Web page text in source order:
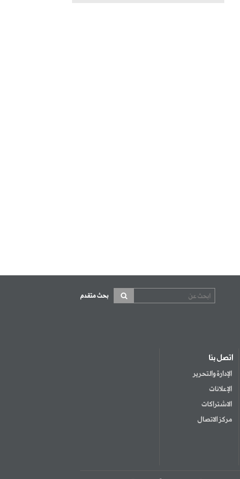
بحث متقدم
اتصل بنا
الإدارة والتحرير
الإعلانات
الاشتراكات
مركز الاتصال